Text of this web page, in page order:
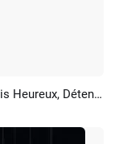
Lecteur De Musique Drôle Et Créatif, Amis Heureux, Détente, Voyage, Vlog